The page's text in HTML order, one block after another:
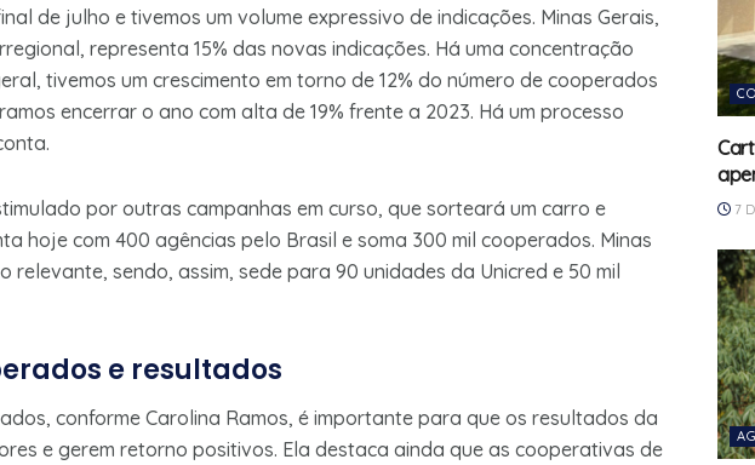
de julho e tivemos um volume expressivo de indicações. Minas Gerais,
representa 15% das novas indicações. Há uma concentração
tivemos um crescimento em torno de 12% do número de cooperados
encerrar o ano com alta de 19% frente a 2023. Há um processo
por outras campanhas em curso, que sorteará um carro e
hoje com 400 agências pelo Brasil e soma 300 mil cooperados. Minas
relevante, sendo, assim, sede para 90 unidades da Unicred e 50 mil
e resultados
conforme Carolina Ramos, é importante para que os resultados da
e gerem retorno positivos. Ela destaca ainda que as cooperativas de
7